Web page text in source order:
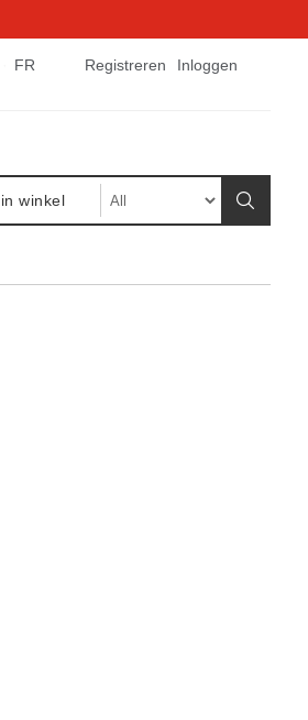
Registreren Inloggen
FR